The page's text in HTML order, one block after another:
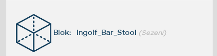
Blok: Ingolf_Bar_Stool (Sezení)